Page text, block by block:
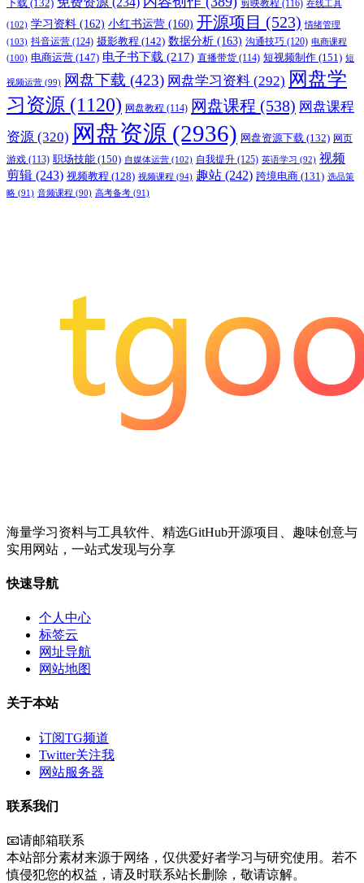
下载 (132) 剪映教程 (116) 在线工具
(102) 学习资料 (162) 小红书运营 (160) 开源项目 (523) 情绪管理
(103) 抖音运营 (124) 摄影教程 (142) 数据分析 (163) 沟通技巧 (120) 电商课程
(100) 电商运营 (147) 电子书下载 (217) 直播带货 (114) 短视频制作 (151) 短
视频运营 (99) 网盘下载 (423) 网盘学习资料 (292) 网盘学
习资源 (1120) 网盘教程 (114) 网盘课程 (538) 网盘课程
资源 (320) 网盘资源 (2936) 网盘资源下载 (132) 网页
游戏 (113) 职场技能 (150) 自媒体运营 (102) 自我提升 (125) 英语学习 (92) 视频
剪辑 (243) 视频教程 (128) 视频课程 (94) 趣站 (242) 跨境电商 (131) 选品策
略 (91) 音频课程 (90) 高考备考 (91)
海量学习资料与工具软件、精选GitHub开源项目、趣味创意与
实用网站，一站式发现与分享
快速导航
个人中心
标签云
网址导航
网站地图
关于本站
订阅TG频道
Twitter关注我
网站服务器
联系我们
📧请邮箱联系
本站部分素材来源于网络，仅供爱好者学习与研究使用。若不
慎侵犯您的权益，请及时联系站长删除，敬请谅解。